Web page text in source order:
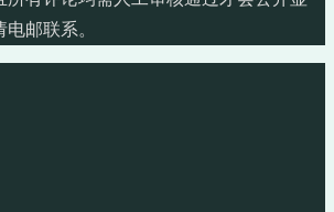
邮联系。